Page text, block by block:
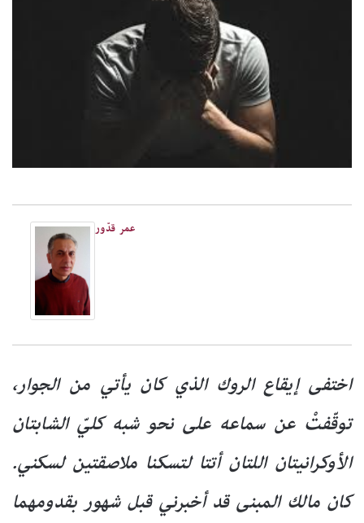
عمر قدّور
اختفى إيقاع الروك الذي كان يأتي من الجوار،
توقّفتْ عن سماعه على نحو شبه كليّ الشابتان
الأوكرانيتان اللتان أتتا لتسكنا ملاصقتين لسكني.
كان مالك المبنى قد أخبرني قبل شهور بقدومهما